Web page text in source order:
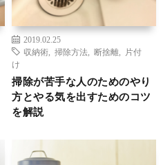
2019.02.25
収納術
掃除方法 断捨離
片付
け
掃除が苦手な人のためのやり
方とやる気を出すためのコツ
を解説